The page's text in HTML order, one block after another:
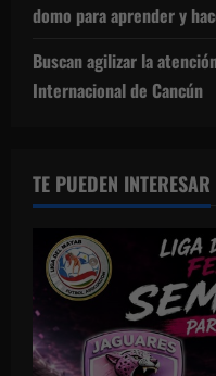
domo para aprender y
Buscan agilizar la
Internacional de Cancún
TE PUEDEN INTERESAR